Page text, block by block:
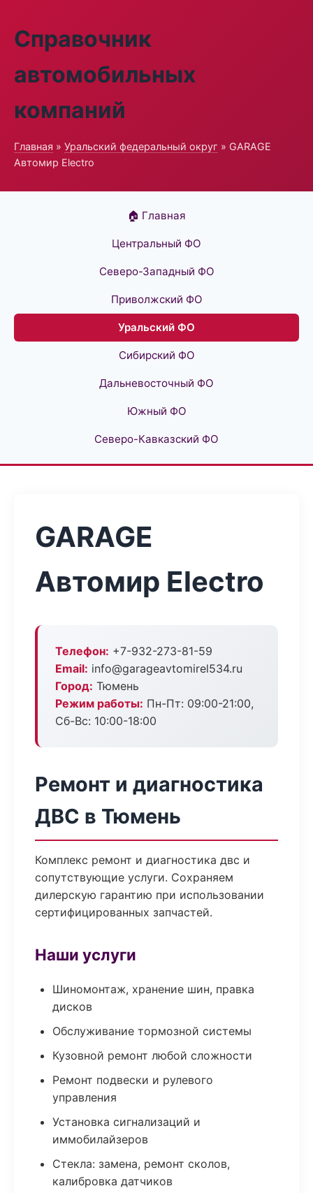
Справочник
автомобильных
компаний
Главная » Уральский федеральный округ » GARAGE
Автомир Electro
🏠 Главная
Центральный ФО
Северо-Западный ФО
Приволжский ФО
Уральский ФО
Сибирский ФО
Дальневосточный ФО
Южный ФО
Северо-Кавказский ФО
GARAGE
Автомир Electro
Телефон: +7-932-273-81-59
Email: info@garageavtomirel534.ru
Город: Тюмень
Режим работы: Пн-Пт: 09:00-21:00,
Сб-Вс: 10:00-18:00
Ремонт и диагностика
ДВС в Тюмень
Комплекс ремонт и диагностика двс и
сопутствующие услуги. Сохраняем
дилерскую гарантию при использовании
сертифицированных запчастей.
Наши услуги
Шиномонтаж, хранение шин, правка
дисков
Обслуживание тормозной системы
Кузовной ремонт любой сложности
Ремонт подвески и рулевого
управления
Установка сигнализаций и
иммобилайзеров
Стекла: замена, ремонт сколов,
калибровка датчиков